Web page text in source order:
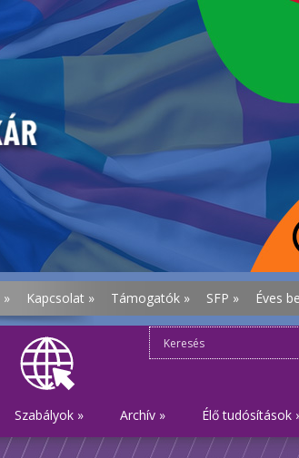
» Kapcsolat » Támogatók » SFP » Éves
Szabályok » Archív » Élő tudósítások